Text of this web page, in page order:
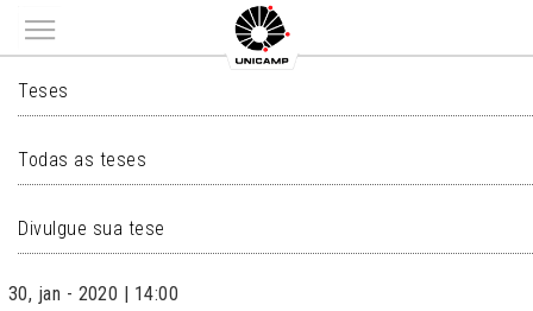
Main menu
TESES
Teses
Todas as teses
Divulgue sua tese
30, jan - 2020 | 14:00